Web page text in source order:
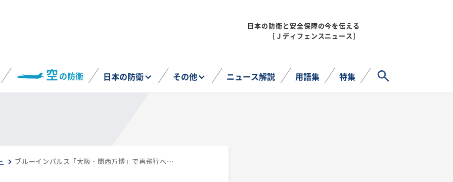
日本の防衛と安全保障の今を伝える
［Ｊディフェンスニュース］
空の防衛 日本の防衛 その他 ニュース解説 用語集 特集
ブルーインパルス「大阪・関西万博」で再飛行へ 7月12・13日に予定、時間とルートを発表